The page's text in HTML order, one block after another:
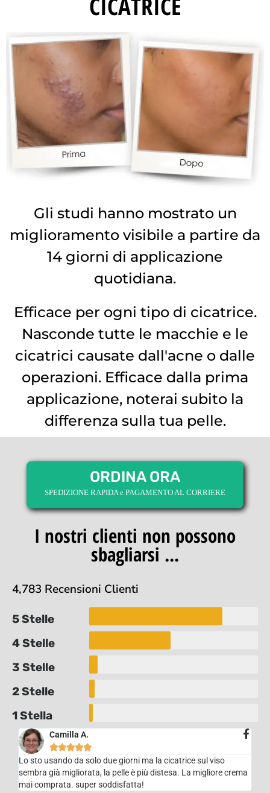
Gli studi hanno mostrato un
miglioramento visibile a partire da
14 giorni di applicazione
quotidiana.
Efficace per ogni tipo di cicatrice.
Nasconde tutte le macchie e le
cicatrici causate dall'acne o dalle
operazioni. Efficace dalla prima
applicazione, noterai subito la
differenza sulla tua pelle.
ORDINA ORA
SPEDIZIONE RAPIDA e PAGAMENTO AL CORRIERE
I nostri clienti non possono
sbagliarsi ...
4,783 Recensioni Clienti
5 Stelle
4 Stelle
3 Stelle
2 Stelle
1 Stella
Camilla A.

Lo sto usando da solo due giorni ma la cicatrice sul viso
sembra già migliorata, la pelle è più distesa. La migliore crema
mai comprata. super soddisfatta!